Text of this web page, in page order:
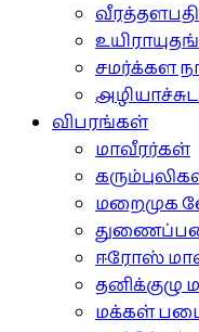
சமர்க்கள
விபரங்கள்
மாவீரர்கள்
மறைமுக
ஈரோஸ்
தனிக்குழு
மக்கள்